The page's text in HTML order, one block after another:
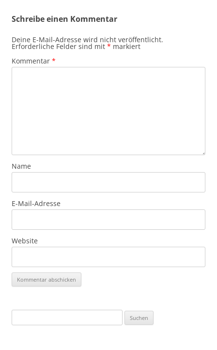
Schreibe einen Kommentar
Deine E-Mail-Adresse wird nicht veröffentlicht.
Erforderliche Felder sind mit * markiert
Kommentar *
Name
E-Mail-Adresse
Website
nach: